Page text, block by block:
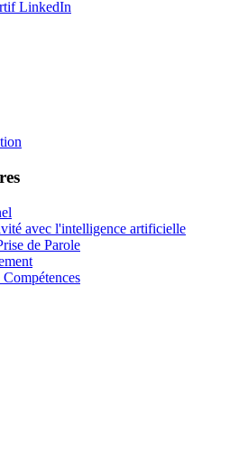
LinkedIn
avec l'intelligence artificielle
de Parole